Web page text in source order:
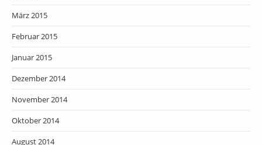
März 2015
Februar 2015
Januar 2015
Dezember 2014
November 2014
Oktober 2014
August 2014